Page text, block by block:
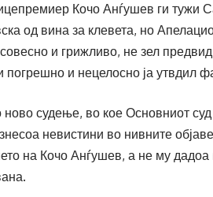
Кочо Анѓушев ги тужи
од вина за клевета, но
и грижливо, не зел
и нецелосно ја утвдил
судење, во кое Основниот
невистини во нивните
на Кочо Анѓушев, а не му